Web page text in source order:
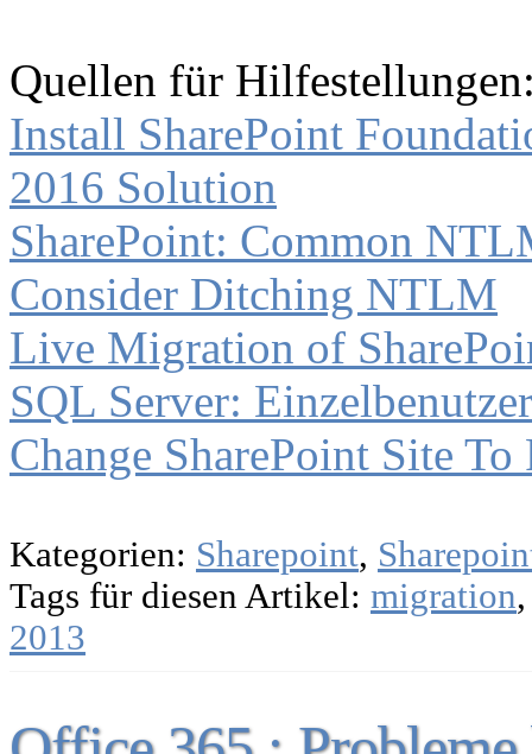
Quellen für
Install SharePoint
2016 Solution
SharePoint: Common
Consider Ditching NTLM
Live Migration of
SQL Server:
Change SharePoint Site To
Kategorien: Sharepoint,
Tags für diesen Artikel: migration
2013